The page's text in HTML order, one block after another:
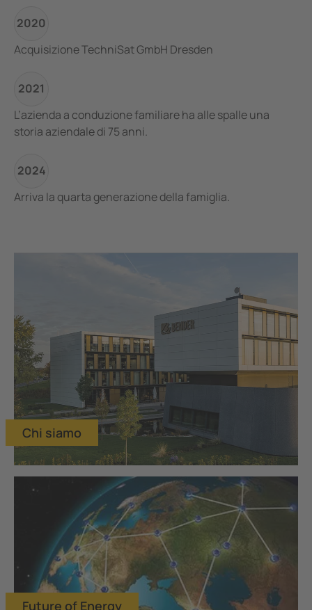
2020
Acquisizione TechniSat GmbH Dresden
2021
L’azienda a conduzione familiare ha alle spalle una
storia aziendale di 75 anni.
2024
Arriva la quarta generazione della famiglia.
Chi siamo
Future of Energy